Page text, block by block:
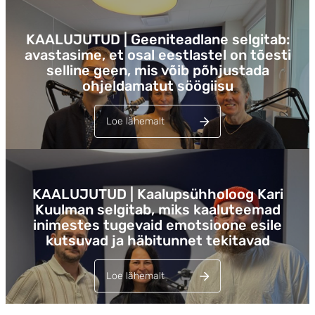
Lehed
KAALUJUTUD | Geeniteadlane selgitab:
avastasime, et osal eestlastel on tõesti
selline geen, mis võib põhjustada
ohjeldamatut söögiisu
Loe lähemalt
Lehed
KAALUJUTUD | Kaalupsühholoog Kari
Kuulman selgitab, miks kaaluteemad
inimestes tugevaid emotsioone esile
kutsuvad ja häbitunnet tekitavad
Loe lähemalt